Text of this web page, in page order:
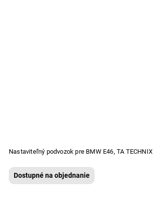
Nastaviteľný podvozok pre BMW E46, TA TECHNIX
Dostupné na objednanie